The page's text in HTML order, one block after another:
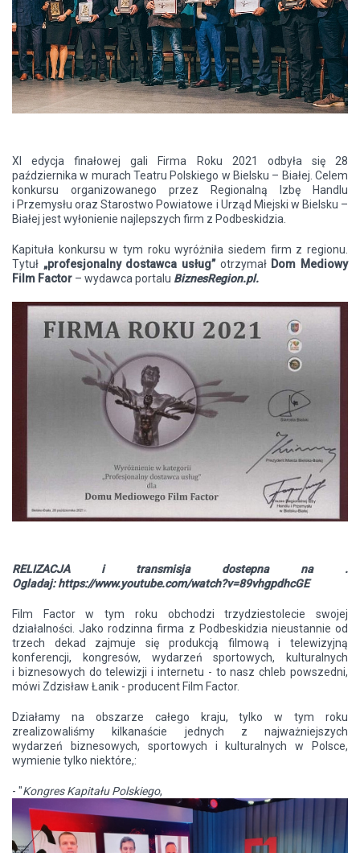
XI edycja finałowej gali Firma Roku 2021 odbyła się 28
października w murach Teatru Polskiego w Bielsku – Białej. Celem
konkursu organizowanego przez Regionalną Izbę Handlu
i Przemysłu oraz Starostwo Powiatowe i Urząd Miejski w Bielsku –
Białej jest wyłonienie najlepszych firm z Podbeskidzia.
Kapituła konkursu w tym roku wyróżniła siedem firm z regionu.
Tytuł „profesjonalny dostawca usług”otrzymał Dom Mediowy
Film Factor – wydawca portalu BiznesRegion.pl.
RELIZACJA i transmisja dostepna na .
Ogladaj: https://www.youtube.com/watch?v=89vhgpdhcGE
Film Factor w tym roku obchodzi trzydziestolecie swojej
działalności. Jako rodzinna firma z Podbeskidzia nieustannie od
trzech dekad zajmuje się produkcją filmową i telewizyjną
konferencji, kongresów, wydarzeń sportowych, kulturalnych
i biznesowych do telewizji i internetu - to nasz chleb powszedni,
mówi Zdzisław Łanik - producent Film Factor.
Działamy na obszarze całego kraju, tylko w tym roku
zrealizowaliśmy kilkanaście jednych z najważniejszych
wydarzeń biznesowych, sportowych i kulturalnych w Polsce,
wymienie tylko niektóre,:
- "Kongres Kapitału Polskiego,